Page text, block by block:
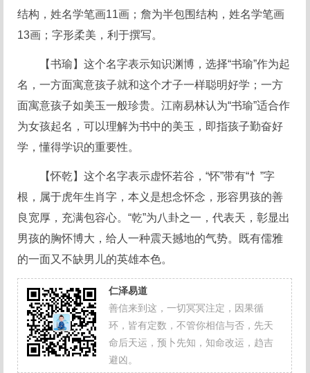
结构，姓名学笔画11画；詹为半包围结构，姓名学笔画
13画；字形柔美，利于撰写。
【书瑜】这个名字表示知识渊博，选择“书瑜”作为起
名，一方面寓意孩子就和这个才子一样聪明好学；一方
面寓意孩子如美玉一般珍贵。江南易林认为“书瑜”适合作
为女孩起名，可以理解为书中的美玉，即指孩子勤奋好
学，懂得学识的重要性。
【怀乾】这个名字表示虚怀若谷，“怀”带有“忄”字
根，属于虎年生肖字，本义是想念怀念，形容男孩的善
良宽厚，充满包容心。“乾”为八卦之一，代表天，彰显出
男孩的胸怀博大，给人一种震天撼地的气势。既有儒雅
的一面又不缺男儿的英雄本色。
仁泽易道
善信来到这，一切冥冥注定，因果循
环，皆有定数，不管你相信与否，先天
命后天运，预卜先知，知命改运，趋吉
避凶。